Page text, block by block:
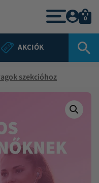
AKCIÓK
0
szekcióhoz